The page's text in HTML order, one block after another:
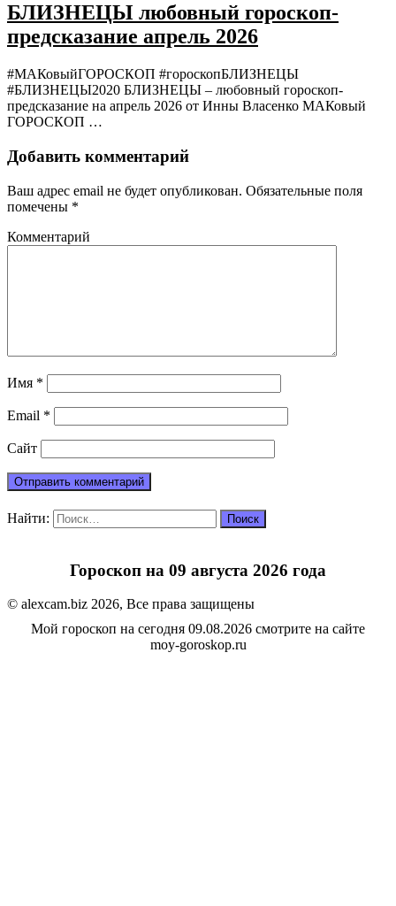
БЛИЗНЕЦЫ любовный гороскоп-
предсказание апрель 2026
#МАКовыйГОРОСКОП #гороскопБЛИЗНЕЦЫ
#БЛИЗНЕЦЫ2020 БЛИЗНЕЦЫ – любовный гороскоп-
предсказание на апрель 2026 от Инны Власенко МАКовый
ГОРОСКОП …
Добавить комментарий
Ваш адрес email не будет опубликован. Обязательные поля
помечены *
Комментарий
Имя *
Email *
Сайт
Найти:
Гороскоп на 09 августа 2026 года
© alexcam.biz 2026, Все права защищены
Мой гороскоп на сегодня 09.08.2026 смотрите на сайте
moy-goroskop.ru